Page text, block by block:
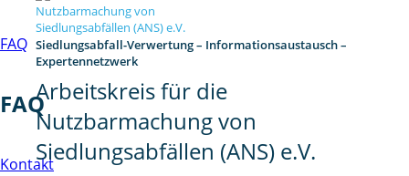
FAQ
FAQ
Kontakt
Siedlungsabfall-Verwertung – Informationsaustausch –
Expertennetzwerk
Arbeitskreis für die
Nutzbarmachung von
Siedlungsabfällen (ANS) e.V.